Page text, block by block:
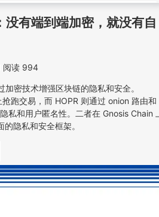
有端到端加密，就没有自
阅读 994
密技术增强区块链的隐私和安全。
跑交易，而 HOPR 则通过 onion 路由和
私和用户匿名性。二者在 Gnosis Chain
隐私和安全框架。